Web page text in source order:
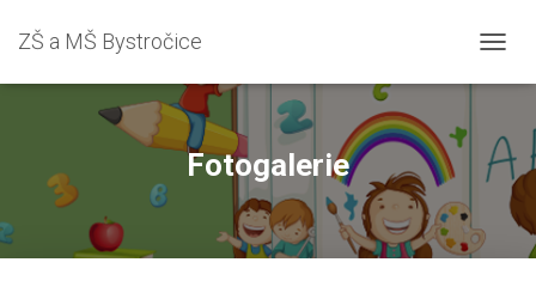
ZŠ a MŠ Bystročice
Fotogalerie